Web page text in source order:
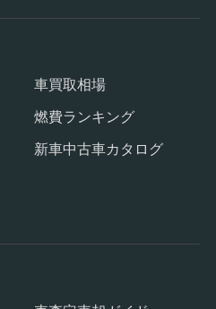
車買取相場
燃費ランキング
新車中古車カタログ